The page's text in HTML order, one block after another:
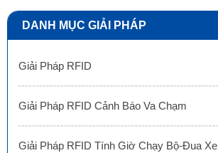
DANH MỤC GIẢI PHÁP
Giải Pháp RFID
Giải Pháp RFID Cảnh Báo Va Chạm
Giải Pháp RFID Tính Giờ Chạy Bộ-Đua Xe